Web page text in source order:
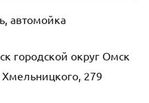
автомойка
городской округ Омск
Хмельницкого, 279